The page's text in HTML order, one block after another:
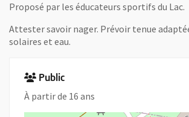
Proposé par les éducateurs sportifs du Lac.
Attester savoir nager. Prévoir tenue
solaires et eau.
Public
À partir de 16 ans